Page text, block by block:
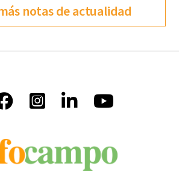
notas de actualidad